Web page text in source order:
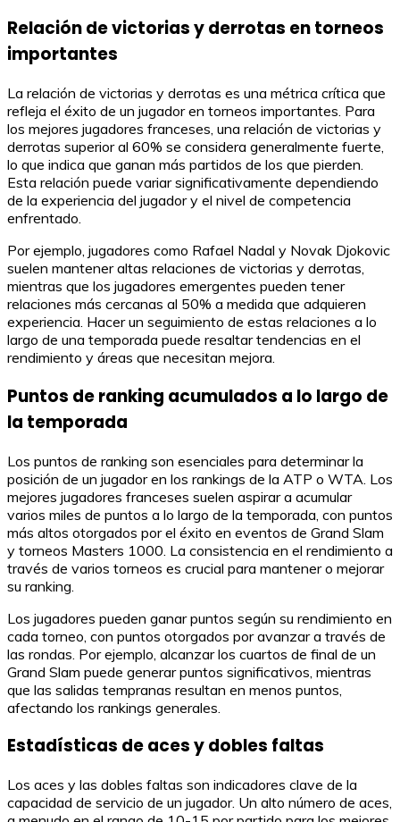
Relación de victorias y derrotas en torneos
importantes
La relación de victorias y derrotas es una métrica crítica que
refleja el éxito de un jugador en torneos importantes. Para
los mejores jugadores franceses, una relación de victorias y
derrotas superior al 60% se considera generalmente fuerte,
lo que indica que ganan más partidos de los que pierden.
Esta relación puede variar significativamente dependiendo
de la experiencia del jugador y el nivel de competencia
enfrentado.
Por ejemplo, jugadores como Rafael Nadal y Novak Djokovic
suelen mantener altas relaciones de victorias y derrotas,
mientras que los jugadores emergentes pueden tener
relaciones más cercanas al 50% a medida que adquieren
experiencia. Hacer un seguimiento de estas relaciones a lo
largo de una temporada puede resaltar tendencias en el
rendimiento y áreas que necesitan mejora.
Puntos de ranking acumulados a lo largo de
la temporada
Los puntos de ranking son esenciales para determinar la
posición de un jugador en los rankings de la ATP o WTA. Los
mejores jugadores franceses suelen aspirar a acumular
varios miles de puntos a lo largo de la temporada, con puntos
más altos otorgados por el éxito en eventos de Grand Slam
y torneos Masters 1000. La consistencia en el rendimiento a
través de varios torneos es crucial para mantener o mejorar
su ranking.
Los jugadores pueden ganar puntos según su rendimiento en
cada torneo, con puntos otorgados por avanzar a través de
las rondas. Por ejemplo, alcanzar los cuartos de final de un
Grand Slam puede generar puntos significativos, mientras
que las salidas tempranas resultan en menos puntos,
afectando los rankings generales.
Estadísticas de aces y dobles faltas
Los aces y las dobles faltas son indicadores clave de la
capacidad de servicio de un jugador. Un alto número de aces,